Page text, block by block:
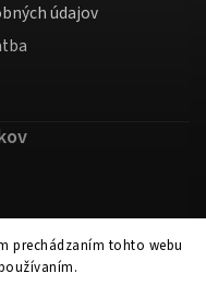
prechádzaním tohto webu
údajov